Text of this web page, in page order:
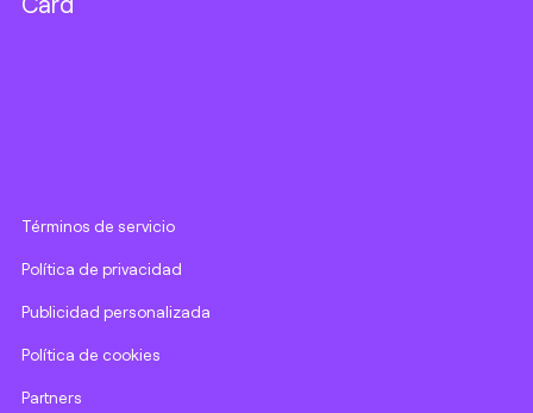
Términos de servicio
Política de privacidad
Publicidad personalizada
Política de cookies
Partners